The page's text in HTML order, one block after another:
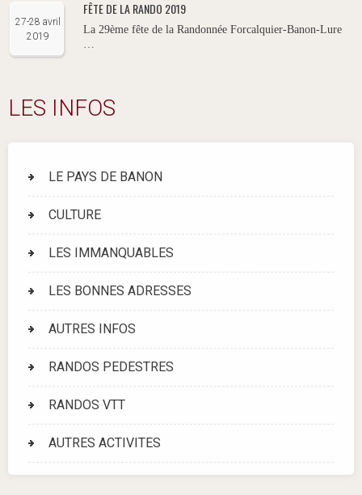
27-28 avril
2019
FÊTE DE LA RANDO 2019
La 29ème fête de la Randonnée Forcalquier-Banon-Lure
LES INFOS
LE PAYS DE BANON
CULTURE
LES IMMANQUABLES
LES BONNES ADRESSES
AUTRES INFOS
RANDOS PEDESTRES
RANDOS VTT
AUTRES ACTIVITES